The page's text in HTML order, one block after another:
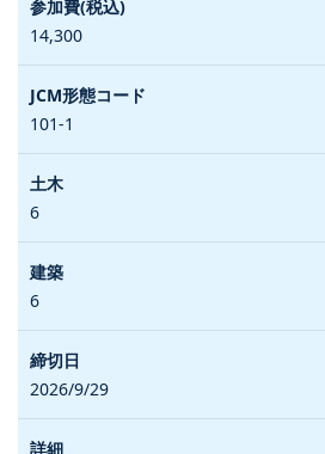
14,300
101-1
6
6
2026/9/29